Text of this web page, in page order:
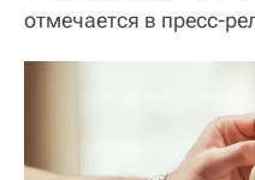
отмечается в пресс-